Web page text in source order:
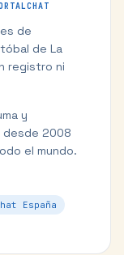
de
de La
registro ni
y
desde 2008
el mundo.
España